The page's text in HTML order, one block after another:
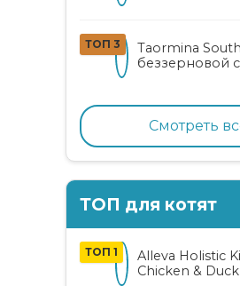
лососем
ТОП 3
Taormina
беззерновой
ягодами и
Смотреть
ТОП для котят
ТОП 1
Alleva Holistic
Chicken & Duck